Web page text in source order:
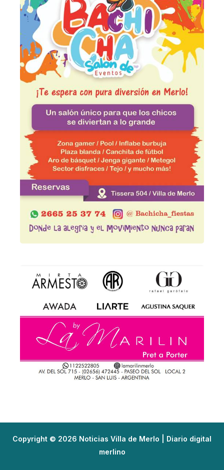
Copyright © 2026 Noticias Villa de Merlo | Diario digital
merlino